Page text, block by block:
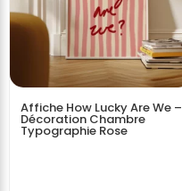
Affiche How Lucky Are We –
Décoration Chambre
Typographie Rose